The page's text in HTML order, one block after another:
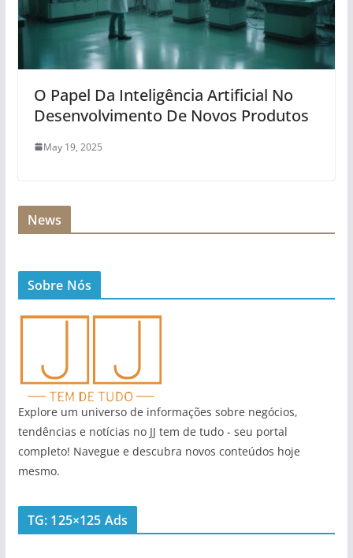
O Papel Da Inteligência Artificial No
Desenvolvimento De Novos Produtos
May 19, 2025
News
Sobre Nós
Explore um universo de informações sobre negócios,
tendências e notícias no JJ tem de tudo - seu portal
completo! Navegue e descubra novos conteúdos hoje
mesmo.
TG: 125×125 Ads